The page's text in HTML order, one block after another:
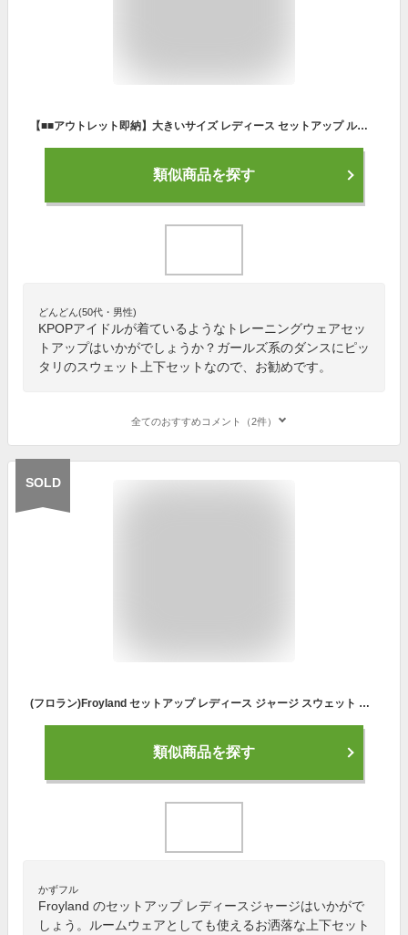
【■■アウトレット即納】大きいサイズ レディース セットアップ ルームウェア 上下セット スウェット パーカー パンツ 普段着 オーバーサイズ 太め 韓国ファッション ビッグサイズ オルチャン LL 3L 4L 5L 韓国 パーカー
類似商品を探す
どんどん(50代・男性)
KPOPアイドルが着ているようなトレーニングウェアセッ
トアップはいかがでしょうか？ガールズ系のダンスにピッ
タリのスウェット上下セットなので、お勧めです。
全てのおすすめコメント（2件）
SOLD
(フロラン)Froyland セットアップ レディース ジャージ スウェット ルーム ウェア 上下セット スエット スポーツ ダンス グレー XL
類似商品を探す
かずフル
Froyland のセットアップ レディースジャージはいかがで
しょう。ルームウェアとしても使えるお洒落な上下セット